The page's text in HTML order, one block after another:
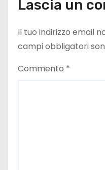
Lascia un
Il tuo indirizzo email
campi obbligatori
Commento *